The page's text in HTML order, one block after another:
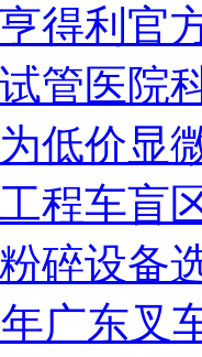
得利官
管医院
低价显
程车盲
碎设备
广东叉